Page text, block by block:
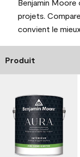
Benjamin
projets.
convient le
Produit